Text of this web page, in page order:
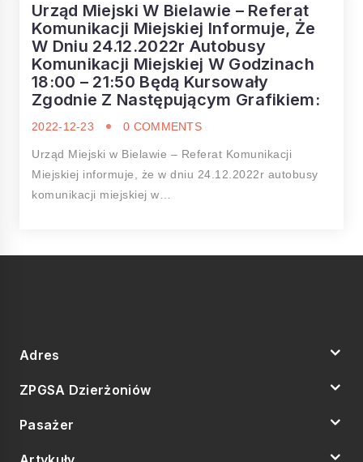
Urząd Miejski W Bielawie – Referat
Komunikacji Miejskiej Informuje, Że
W Dniu 24.12.2022r Autobusy
Komunikacji Miejskiej W Godzinach
18:00 – 21:50 Będą Kursowały
Zgodnie Z Następującym Grafikiem:
2022-12-23 0 COMMENTS
Urząd Miejski w Bielawie – Referat Komunikacji
Miejskiej informuje, że w dniu 24.12.2022r autobusy
komunikacji miejskiej w…
Adres
ZPGSA Dzierżoniów
Pasażer